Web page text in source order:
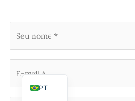
PT
EN_US
KO